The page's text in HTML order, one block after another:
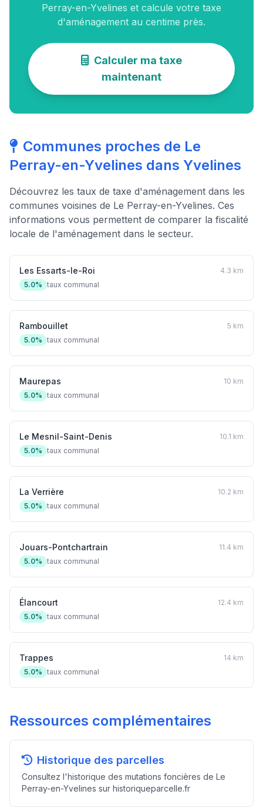
Perray-en-Yvelines et calcule votre taxe
d'aménagement au centime près.
Calculer ma taxe
maintenant
Communes proches de Le
Perray-en-Yvelines dans Yvelines
Découvrez les taux de taxe d'aménagement dans les
communes voisines de Le Perray-en-Yvelines. Ces
informations vous permettent de comparer la fiscalité
locale de l'aménagement dans le secteur.
Les Essarts-le-Roi
4.3 km
5.0% taux communal
Rambouillet
5 km
5.0% taux communal
Maurepas
10 km
5.0% taux communal
Le Mesnil-Saint-Denis
10.1 km
5.0% taux communal
La Verrière
10.2 km
5.0% taux communal
Jouars-Pontchartrain
11.4 km
5.0% taux communal
Élancourt
12.4 km
5.0% taux communal
Trappes
14 km
5.0% taux communal
Ressources complémentaires
Historique des parcelles
Consultez l'historique des mutations foncières de Le
Perray-en-Yvelines sur historiqueparcelle.fr